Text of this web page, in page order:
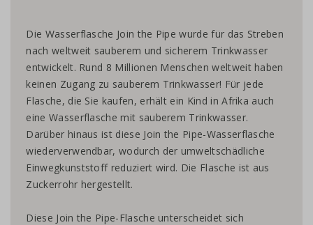
Die Wasserflasche Join the Pipe wurde für das Streben
nach weltweit sauberem und sicherem Trinkwasser
entwickelt. Rund 8 Millionen Menschen weltweit haben
keinen Zugang zu sauberem Trinkwasser! Für jede
Flasche, die Sie kaufen, erhält ein Kind in Afrika auch
eine Wasserflasche mit sauberem Trinkwasser.
Darüber hinaus ist diese Join the Pipe-Wasserflasche
wiederverwendbar, wodurch der umweltschädliche
Einwegkunststoff reduziert wird. Die Flasche ist aus
Zuckerrohr hergestellt.
Diese Join the Pipe-Flasche unterscheidet sich